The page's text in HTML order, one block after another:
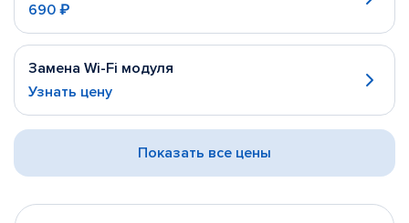
690 ₽
Замена Wi-Fi модуля
Узнать цену
Показать все цены